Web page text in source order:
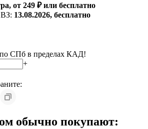
от 249 ₽ или бесплатно
13.08.2026, бесплатно
по СПб в пределах КАД!
+
обычно покупают: